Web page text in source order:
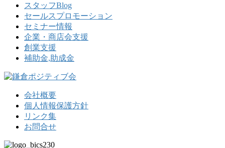
スタッフBlog
セールスプロモーション
セミナー情報
企業・商店会支援
創業支援
補助金,助成金
会社概要
個人情報保護方針
リンク集
お問合せ